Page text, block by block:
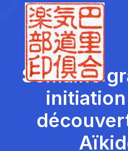
Semaine